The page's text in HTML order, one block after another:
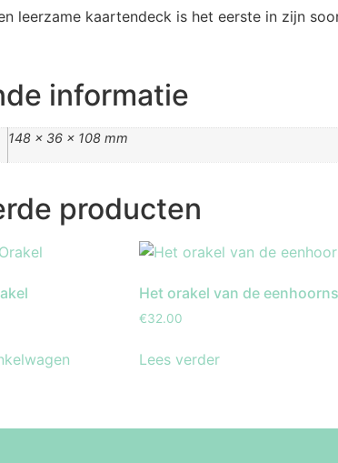
leerzame kaartendeck is het eerste in zijn
informatie
148 × 36 × 108 mm
producten
Het orakel van de eenhoorns
€32.00
Lees verder